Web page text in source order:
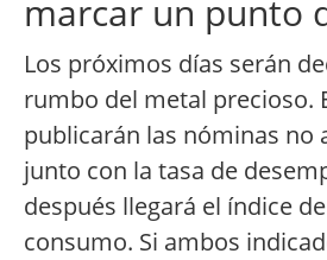
marcar un punto
Los próximos días serán
rumbo del metal precioso.
publicarán las nóminas no
junto con la tasa de
después llegará el índice
consumo. Si ambos